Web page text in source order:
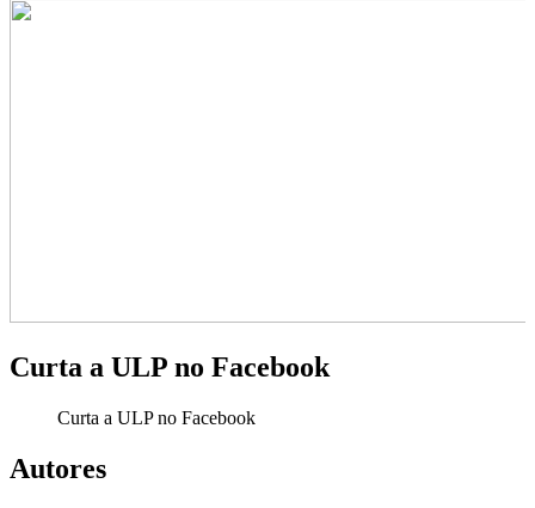
Curta a ULP no Facebook
Curta a ULP no Facebook
Autores